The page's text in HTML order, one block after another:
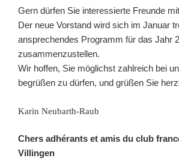
Gern dürfen Sie interessierte Freunde
Der neue Vorstand wird sich im Januar
ansprechendes Programm für das Jahr
zusammenzustellen.
Wir hoffen, Sie möglichst zahlreich bei
begrüßen zu dürfen, und grüßen Sie
Karin Neubarth-Raub
Chers adhérants et amis du club
Villingen